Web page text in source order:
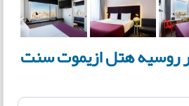
روسیه هتل ازیموت سنت